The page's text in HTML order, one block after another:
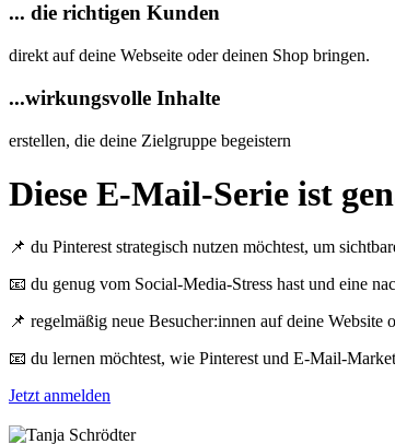
... die richtigen Kunden
direkt auf deine Webseite oder deinen Shop bringen.
...wirkungsvolle Inhalte
erstellen, die deine Zielgruppe begeistern
Diese E-Mail-Serie ist
📌 du Pinterest strategisch nutzen möchtest, um
📧 du genug vom Social-Media-Stress hast und eine
📌 regelmäßig neue Besucher:innen auf deine
📧 du lernen möchtest, wie Pinterest und E-Mail-
Jetzt anmelden